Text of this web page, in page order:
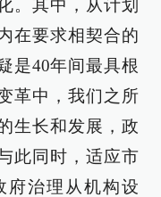
。其中，从计划
在要求相契合的
是40年间最具根
革中，我们之所
生长和发展，政
此同时，适应市
府治理从机构设